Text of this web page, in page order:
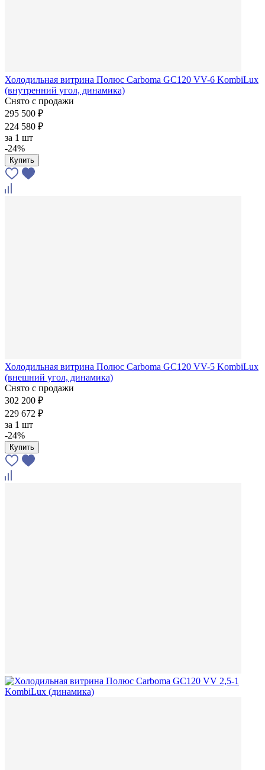
Холодильная витрина Полюс Carboma GC120 VV-6 KombiLux
(внутренний угол, динамика)
Снято с продажи
295 500 ₽
224 580 ₽
за 1 шт
-24%
Купить
Холодильная витрина Полюс Carboma GC120 VV-5 KombiLux
(внешний угол, динамика)
Снято с продажи
302 200 ₽
229 672 ₽
за 1 шт
-24%
Купить